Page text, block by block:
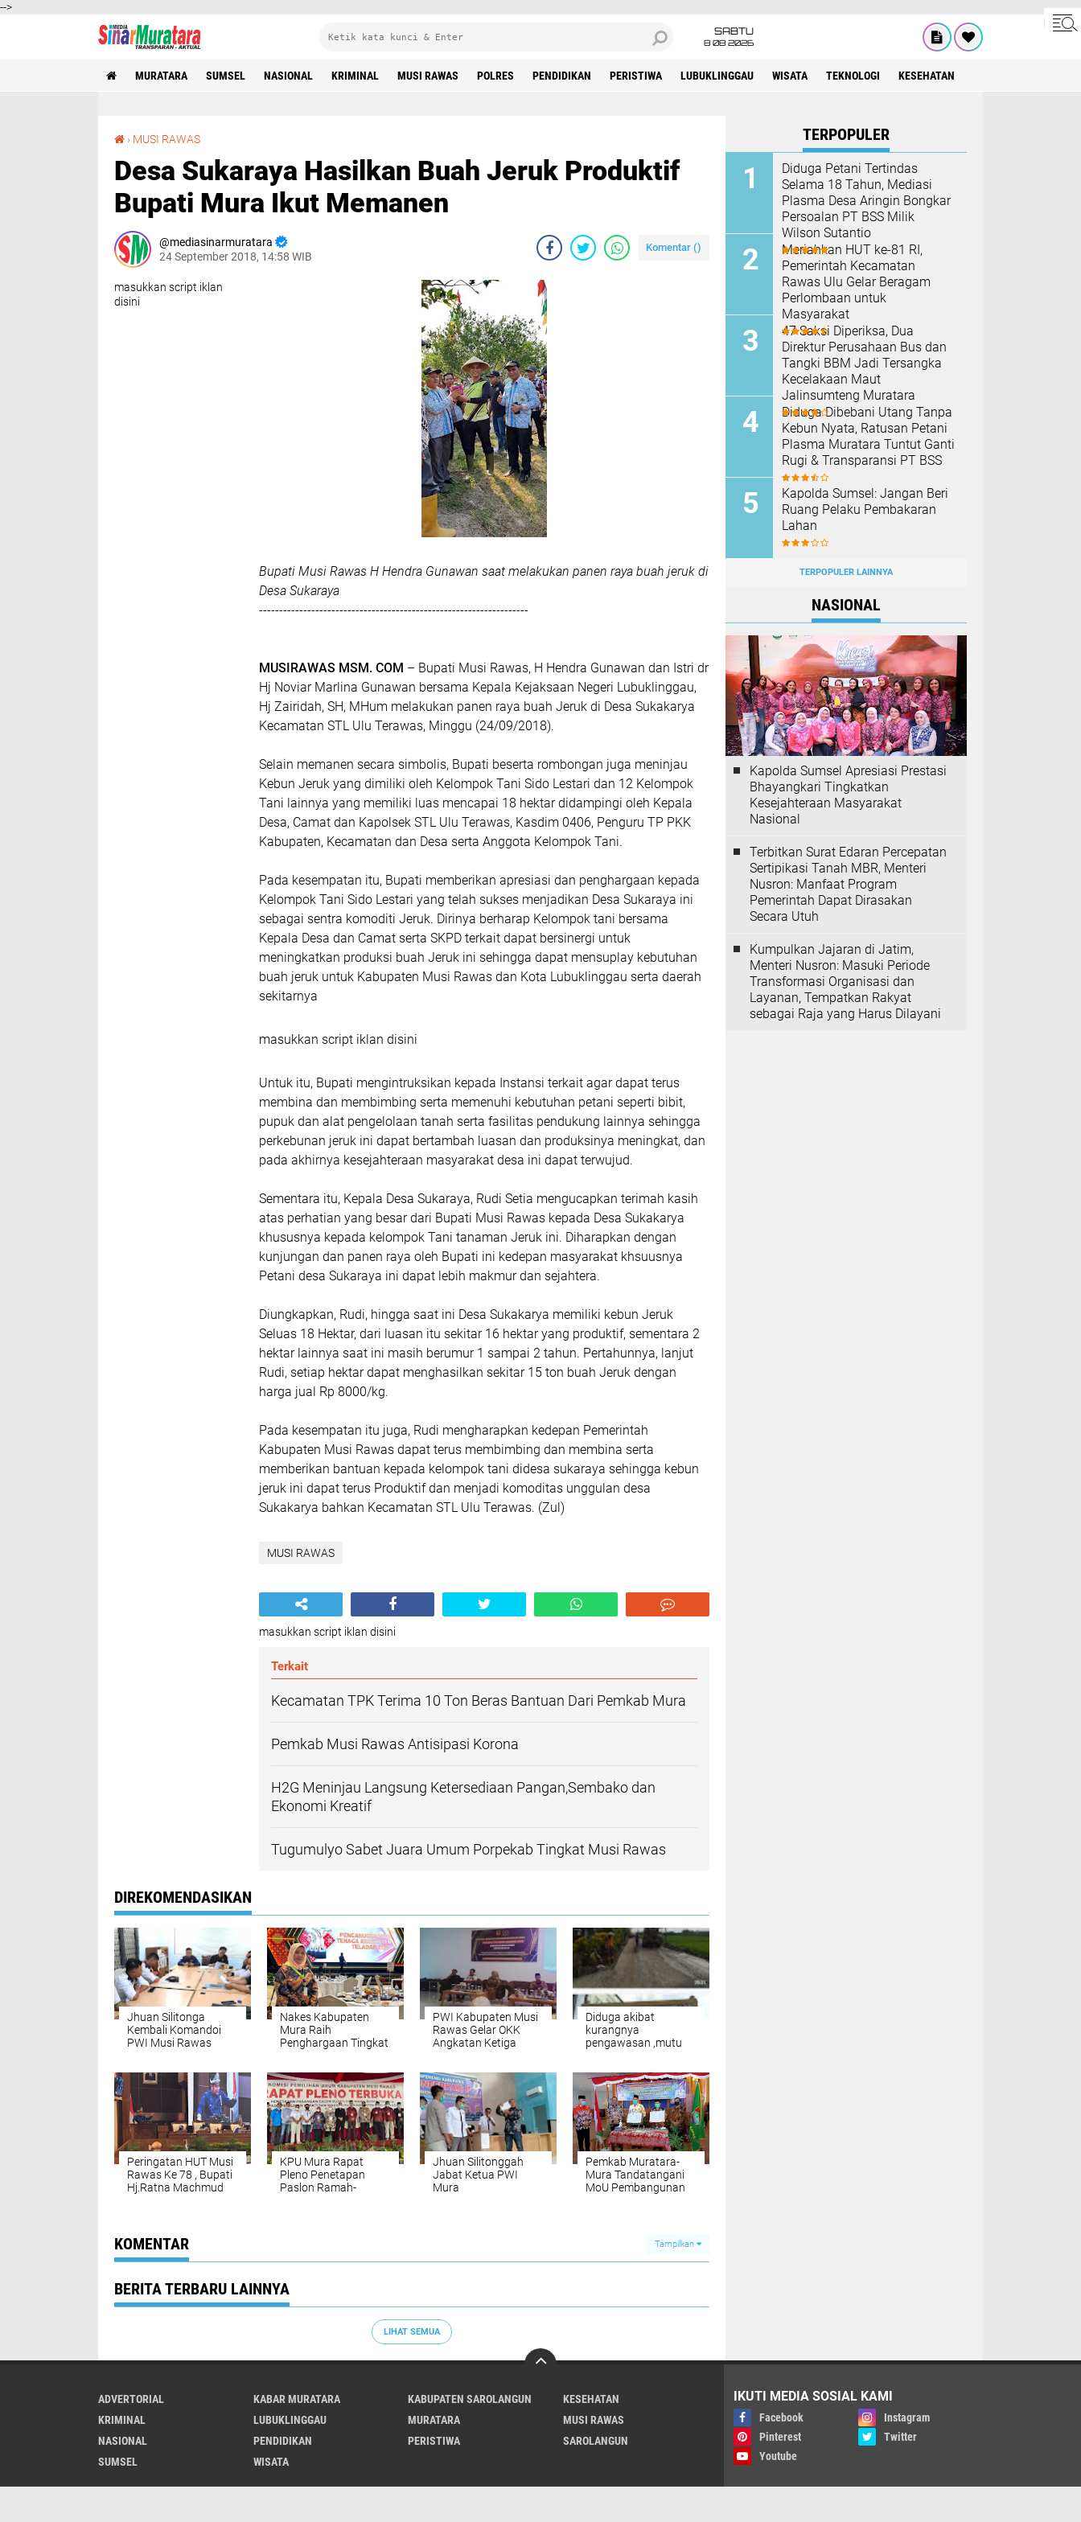
-->
SABTU
8 08 2026
MURATARA SUMSEL NASIONAL KRIMINAL MUSI RAWAS POLRES PENDIDIKAN PERISTIWA LUBUKLINGGAU WISATA TEKNOLOGI KESEHATAN
› MUSI RAWAS
Desa Sukaraya Hasilkan Buah Jeruk Produktif
Bupati Mura Ikut Memanen
mediasinarmuratara
24 September 2018, 14:58 WIB
Komentar ()
masukkan script iklan
disini
Bupati Musi Rawas H Hendra Gunawan saat melakukan panen raya buah jeruk di
Desa Sukaraya
-------------------------------------------------------------------
MUSIRAWAS MSM. COM – Bupati Musi Rawas, H Hendra Gunawan dan Istri dr
Hj Noviar Marlina Gunawan bersama Kepala Kejaksaan Negeri Lubuklinggau,
Hj Zairidah, SH, MHum melakukan panen raya buah Jeruk di Desa Sukakarya
Kecamatan STL Ulu Terawas, Minggu (24/09/2018).
Selain memanen secara simbolis, Bupati beserta rombongan juga meninjau
Kebun Jeruk yang dimiliki oleh Kelompok Tani Sido Lestari dan 12 Kelompok
Tani lainnya yang memiliki luas mencapai 18 hektar didampingi oleh Kepala
Desa, Camat dan Kapolsek STL Ulu Terawas, Kasdim 0406, Penguru TP PKK
Kabupaten, Kecamatan dan Desa serta Anggota Kelompok Tani.
Pada kesempatan itu, Bupati memberikan apresiasi dan penghargaan kepada
Kelompok Tani Sido Lestari yang telah sukses menjadikan Desa Sukaraya ini
sebagai sentra komoditi Jeruk. Dirinya berharap Kelompok tani bersama
Kepala Desa dan Camat serta SKPD terkait dapat bersinergi untuk
meningkatkan produksi buah Jeruk ini sehingga dapat mensuplay kebutuhan
buah jeruk untuk Kabupaten Musi Rawas dan Kota Lubuklinggau serta daerah
sekitarnya
masukkan script iklan disini
Untuk itu, Bupati mengintruksikan kepada Instansi terkait agar dapat terus
membina dan membimbing serta memenuhi kebutuhan petani seperti bibit,
pupuk dan alat pengelolaan tanah serta fasilitas pendukung lainnya sehingga
perkebunan jeruk ini dapat bertambah luasan dan produksinya meningkat, dan
pada akhirnya kesejahteraan masyarakat desa ini dapat terwujud.
Sementara itu, Kepala Desa Sukaraya, Rudi Setia mengucapkan terimah kasih
atas perhatian yang besar dari Bupati Musi Rawas kepada Desa Sukakarya
khususnya kepada kelompok Tani tanaman Jeruk ini. Diharapkan dengan
kunjungan dan panen raya oleh Bupati ini kedepan masyarakat khsuusnya
Petani desa Sukaraya ini dapat lebih makmur dan sejahtera.
Diungkapkan, Rudi, hingga saat ini Desa Sukakarya memiliki kebun Jeruk
Seluas 18 Hektar, dari luasan itu sekitar 16 hektar yang produktif, sementara 2
hektar lainnya saat ini masih berumur 1 sampai 2 tahun. Pertahunnya, lanjut
Rudi, setiap hektar dapat menghasilkan sekitar 15 ton buah Jeruk dengan
harga jual Rp 8000/kg.
Pada kesempatan itu juga, Rudi mengharapkan kedepan Pemerintah
Kabupaten Musi Rawas dapat terus membimbing dan membina serta
memberikan bantuan kepada kelompok tani didesa sukaraya sehingga kebun
jeruk ini dapat terus Produktif dan menjadi komoditas unggulan desa
Sukakarya bahkan Kecamatan STL Ulu Terawas. (Zul)
MUSI RAWAS
masukkan script iklan disini
Terkait
Kecamatan TPK Terima 10 Ton Beras Bantuan Dari Pemkab Mura
Pemkab Musi Rawas Antisipasi Korona
H2G Meninjau Langsung Ketersediaan Pangan,Sembako dan
Ekonomi Kreatif
Tugumulyo Sabet Juara Umum Porpekab Tingkat Musi Rawas
DIREKOMENDASIKAN
Jhuan Silitonga
Kembali Komandoi
PWI Musi Rawas
Nakes Kabupaten
Mura Raih
Penghargaan Tingkat
PWI Kabupaten Musi
Rawas Gelar OKK
Angkatan Ketiga
Diduga akibat
kurangnya
pengawasan ,mutu
sumber harta -
sumber sari - suka
sari 2021 kurang
maksimal
Peringatan HUT Musi
Rawas Ke 78 , Bupati
Hj.Ratna Machmud
KPU Mura Rapat
Pleno Penetapan
Paslon Ramah-
Jhuan Silitonggah
Jabat Ketua PWI
Mura
Pemkab Muratara-
Mura Tandatangani
MoU Pembangunan
KOMENTAR Tampilkan
BERITA TERBARU LAINNYA
LIHAT SEMUA
TERPOPULER
Diduga Petani Tertindas
Selama 18 Tahun, Mediasi
Plasma Desa Aringin Bongkar
Persoalan PT BSS Milik
Wilson Sutantio
Meriahkan HUT ke-81 RI,
Pemerintah Kecamatan
Rawas Ulu Gelar Beragam
Perlombaan untuk
Masyarakat
47 Saksi Diperiksa, Dua
Direktur Perusahaan Bus dan
Tangki BBM Jadi Tersangka
Kecelakaan Maut
Jalinsumteng Muratara
Diduga Dibebani Utang Tanpa
Kebun Nyata, Ratusan Petani
Plasma Muratara Tuntut Ganti
Rugi & Transparansi PT BSS
Kapolda Sumsel: Jangan Beri
Ruang Pelaku Pembakaran
Lahan
TERPOPULER LAINNYA
NASIONAL
Kapolda Sumsel Apresiasi Prestasi
Bhayangkari Tingkatkan
Kesejahteraan Masyarakat
Nasional
Terbitkan Surat Edaran Percepatan
Sertipikasi Tanah MBR, Menteri
Nusron: Manfaat Program
Pemerintah Dapat Dirasakan
Secara Utuh
Kumpulkan Jajaran di Jatim,
Menteri Nusron: Masuki Periode
Transformasi Organisasi dan
Layanan, Tempatkan Rakyat
sebagai Raja yang Harus Dilayani
ADVERTORIAL KABAR MURATARA KABUPATEN SAROLANGUN
KESEHATAN
KRIMINAL
LUBUKLINGGAU MURATARA
MUSI RAWAS
NASIONAL
PENDIDIKAN PERISTIWA
SAROLANGUN
SUMSEL
WISATA
IKUTI MEDIA SOSIAL KAMI
Facebook
Instagram
Pinterest
Twitter
Youtube